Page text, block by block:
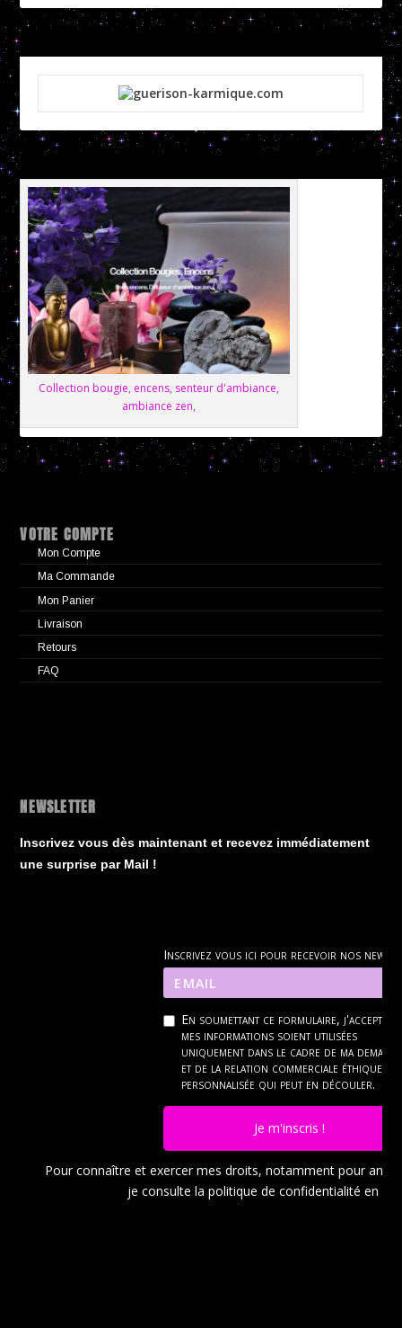
Collection bougie, encens, senteur d'ambiance,
ambiance zen,
VOTRE COMPTE
Mon Compte
Ma Commande
Mon Panier
Livraison
Retours
FAQ
NEWSLETTER
Inscrivez vous dès maintenant et recevez immédiatement
une surprise par Mail !
Inscrivez vous ici pour recevoir nos news
En soumettant ce formulaire, j'accepte
mes informations soient utilisées
uniquement dans le cadre de ma
et de la relation commerciale éthique et
personnalisée qui peut en découler.
Je m'inscris !
Pour connaître et exercer mes droits, notamment pour
je consulte la politique de confidentialité en